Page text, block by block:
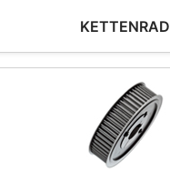
KETTENRAD